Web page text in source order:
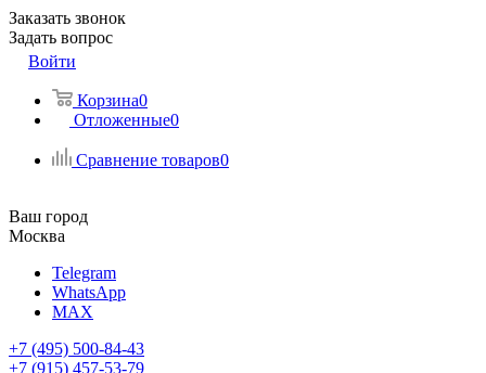
Заказать звонок
Задать вопрос
Войти
Корзина0
Отложенные0
Сравнение товаров0
Ваш город
Москва
Telegram
WhatsApp
MAX
+7 (495) 500-84-43
+7 (915) 457-53-79